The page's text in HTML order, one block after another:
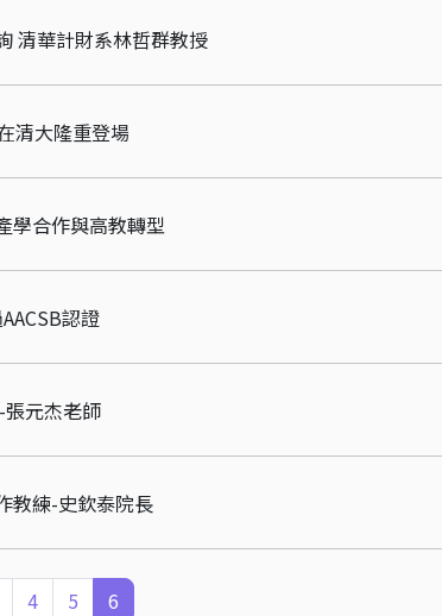
清華計財系林哲群教授
清大隆重登場
學合作與高教轉型
認證
張元杰老師
教練-史欽泰院長
4 5 6